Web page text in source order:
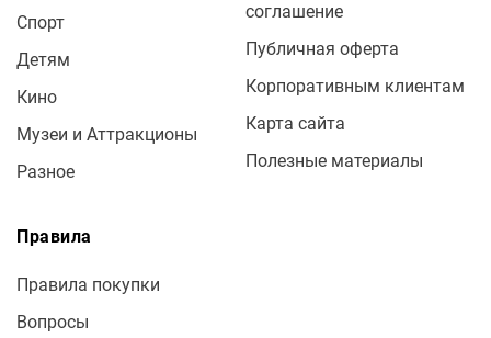
Спорт
Детям
Кино
Музеи и Аттракционы
Разное
соглашение
Публичная оферта
Корпоративным клиентам
Карта сайта
Полезные материалы
Правила
Правила покупки
Вопросы